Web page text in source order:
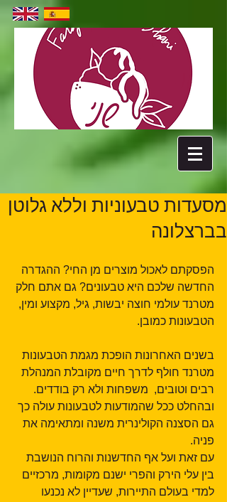
מסעדות טבעוניות וללא גלוטן
בברצלונה
הפסקתם לאכול מוצרים מן החי? ההגדרה
החדשה שלכם היא טבעונים? גם אתם חלק
מטרנד עולמי חוצה יבשות, גיל, מקצוע ומין,
הטבעונות כמובן.
בשנים האחרונות הופכת מגמת הטבעונות
מטרנד חולף לדרך חיים מקובלת המנהלת
רבים וטובים,  משפחות ולא רק בודדים.
ובהחלט ככל שהמודעות לטבעונות עולה כך
גם הסצנה הקולינרית משנה ומתאימה את
פניה.
עם זאת ועל אף החדשנות והרוח הנושבת
בין עלי הירק והפרי ישנם מקומות, מרכזיים
למדי בעולם התיירות, שעדיין לא נכנעו